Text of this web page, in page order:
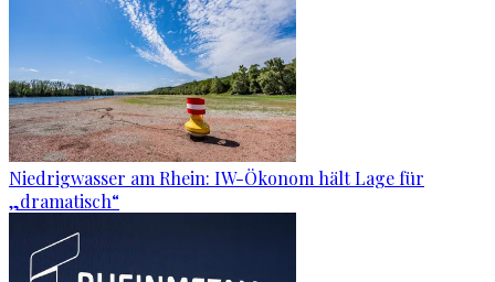
Niedrigwasser am Rhein: IW-Ökonom hält Lage für
„dramatisch“